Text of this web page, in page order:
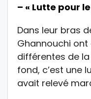
– « Lutte pour
Dans leur bras
Ghannouchi ont
différentes de
fond, c’est une
avait relevé